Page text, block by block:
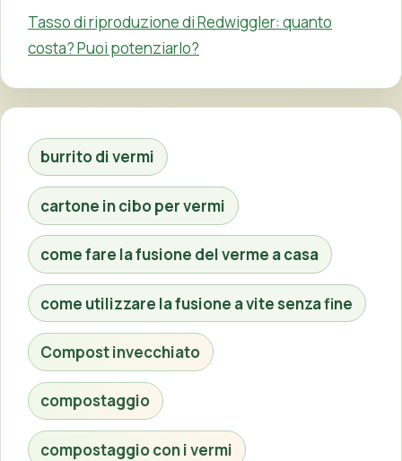
Tasso di riproduzione di Redwiggler: quanto
costa? Puoi potenziarlo?
burrito di vermi
cartone in cibo per vermi
come fare la fusione del verme a casa
come utilizzare la fusione a vite senza fine
Compost invecchiato
compostaggio
compostaggio con i vermi